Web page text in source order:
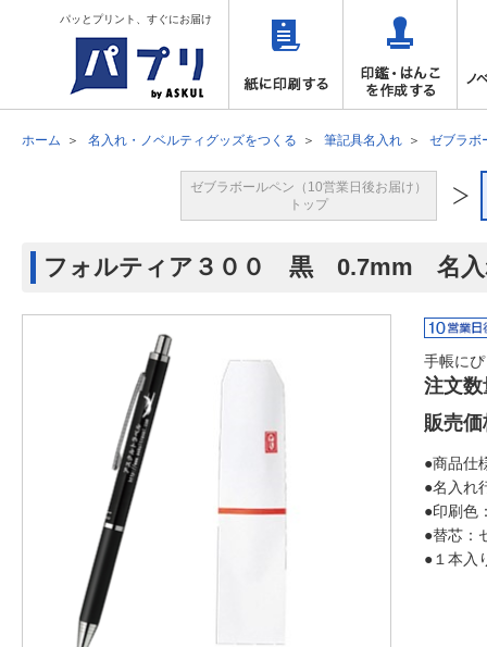
パッとプリント、すぐにお届け
ホーム 名入れ・ノベルティグッズをつくる 筆記具名入れ ゼブラボ
ゼブラボールペン（10営業日後お届け）
トップ
フォルティア３００ 黒 0.7mm 名入
手帳に
注文数
販売価
●商品仕
●名入れ
●印刷色
●替芯：
●１本入